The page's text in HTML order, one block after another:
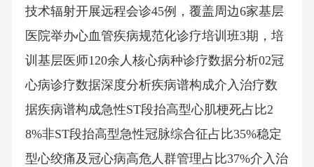
技术辐射开展远程会诊45例，覆盖周边6家基层
医院举办心血管疾病规范化诊疗培训班3期，培
训基层医师120余人核心病种诊疗数据分析02冠
心病诊疗数据深度分析疾病谱构成介入治疗数
据疾病谱构成急性ST段抬高型心肌梗死占比2
8%非ST段抬高型急性冠脉综合征占比35%稳定
型心绞痛及冠心病高危人群管理占比37%介入治